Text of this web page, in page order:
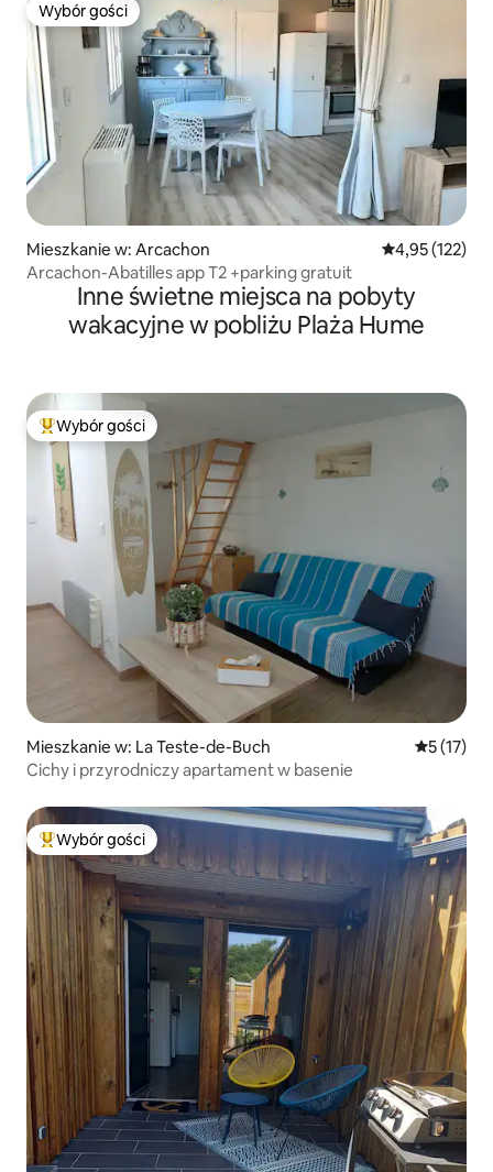
Wybór gości
Wybór gości
Mieszkanie w: Arcachon Średnia
4,95 (122)
Arcachon-Abatilles app T2 +parking gratuit
Inne świetne miejsca na pobyty
wakacyjne w pobliżu Plaża Hume
Najpopularniejsze z kategorii Wybór gości
Wybór gości
Mieszkanie w: La Teste-de-Buch Średnia
5 (17)
Cichy i przyrodniczy apartament w basenie
Najpopularniejsze z kategorii Wybór gości
Wybór gości